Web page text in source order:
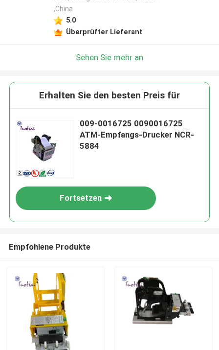
,China
5.0
Überprüfter Lieferant
Sehen Sie mehr an
Erhalten Sie den besten Preis für
009-0016725 0090016725
ATM-Empfangs-Drucker NCR-
5884
Fortsetzen
Empfohlene Produkte